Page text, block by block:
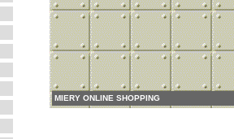
MIERY ONLINE SHOPPING